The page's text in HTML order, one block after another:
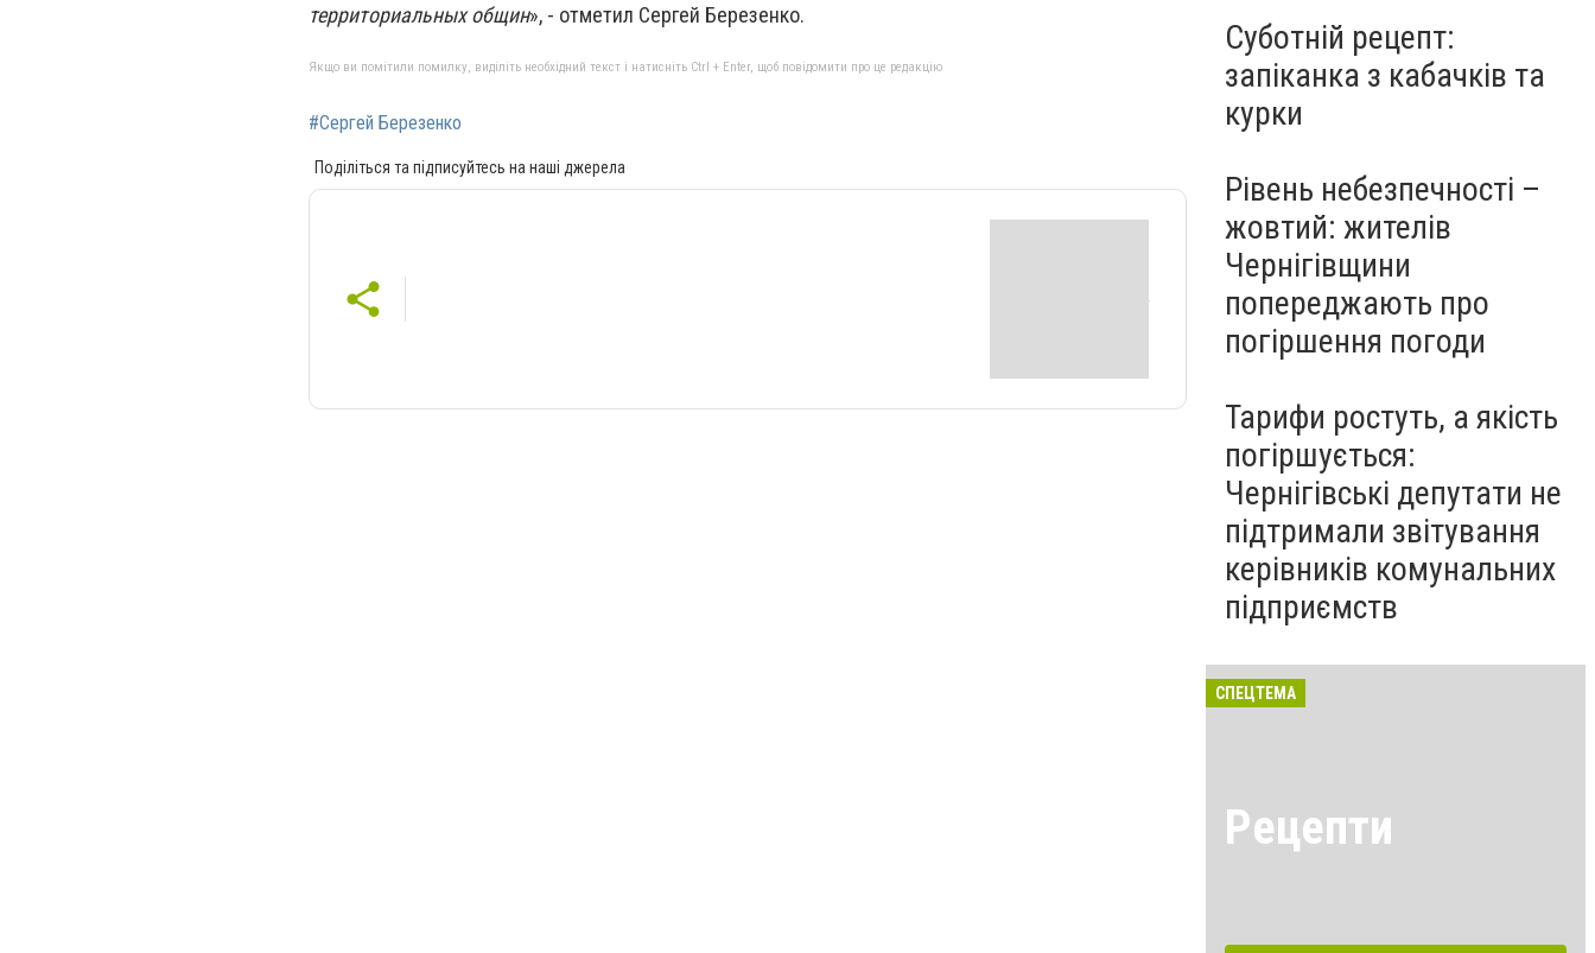
территориальных общин», - отметил Сергей Березенко.
Якщо ви помітили помилку, виділіть необхідний текст і натисніть Ctrl + Enter, щоб повідомити про це редакцію
#Сергей Березенко
Поділіться та підписуйтесь на наші джерела
Суботній рецепт:
запіканка з кабачків та
курки
Рівень небезпечності –
жовтий: жителів
Чернігівщини
попереджають про
погіршення погоди
Тарифи ростуть, а якість
погіршується:
Чернігівські депутати не
підтримали звітування
керівників комунальних
підприємств
СПЕЦТЕМА
Рецепти